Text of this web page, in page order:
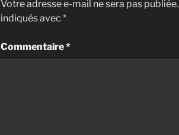
Votre adresse e-mail ne sera pas publiée.
indiqués avec *
Commentaire*